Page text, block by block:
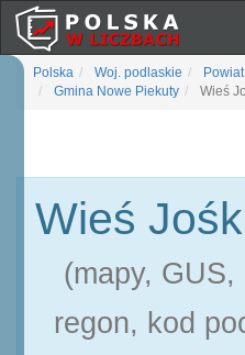
Polska Woj. podlaskie
Gmina Nowe Piekuty
Wieś
Wieś
(mapy, GUS,
regon, kod